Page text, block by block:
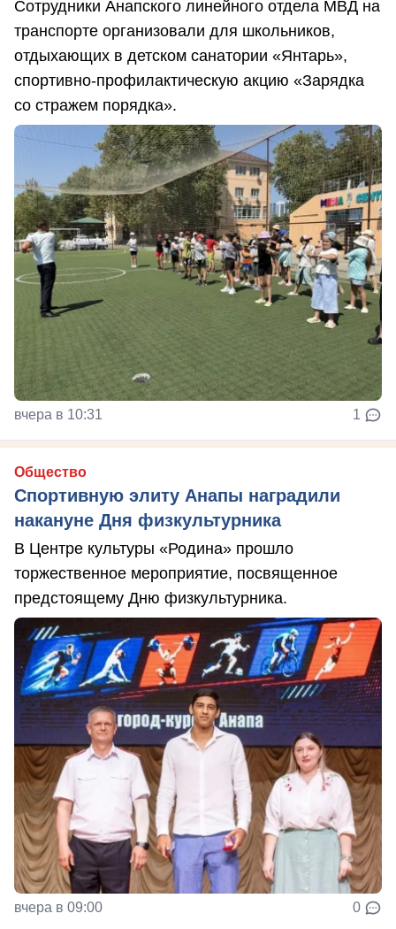
Сотрудники Анапского линейного отдела МВД на
транспорте организовали для школьников,
отдыхающих в детском санатории «Янтарь»,
спортивно-профилактическую акцию «Зарядка
со стражем порядка».
вчера в 10:31 1
Общество
Спортивную элиту Анапы наградили
накануне Дня физкультурника
В Центре культуры «Родина» прошло
торжественное мероприятие, посвященное
предстоящему Дню физкультурника.
вчера в 09:00 0